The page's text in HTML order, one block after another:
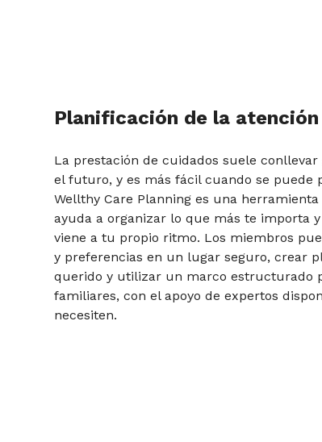
Planificación de la atención
La prestación de cuidados suele
el futuro, y es más fácil cuando se puede
Wellthy Care Planning es una
ayuda a organizar lo que más te importa
viene a tu propio ritmo. Los miembros
y preferencias en un lugar seguro, crear
querido y utilizar un marco estructurado
familiares, con el apoyo de expertos
necesiten.